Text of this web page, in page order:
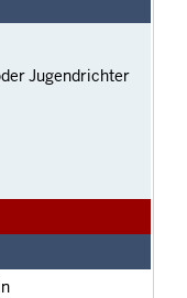
Jugendrichter